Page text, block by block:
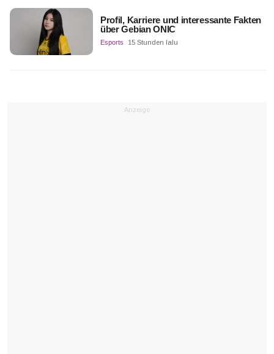
Profil, Karriere und interessante Fakten
über Gebian ONIC
Esports 15 Stunden lalu
Anzeige